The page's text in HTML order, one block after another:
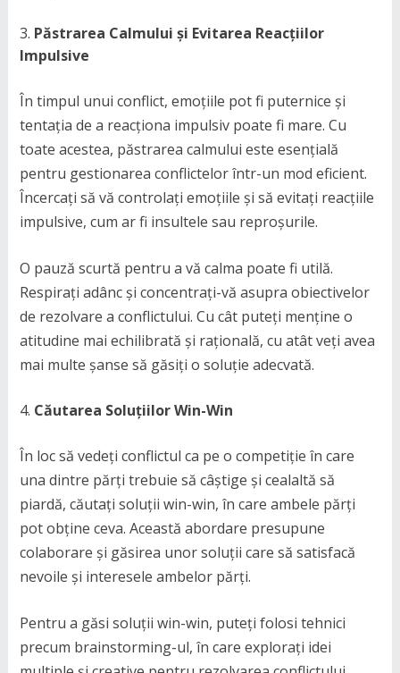
Păstrarea Calmului și Evitarea Reacțiilor
Impulsive
În timpul unui conflict, emoțiile pot fi puternice și
tentația de a reacționa impulsiv poate fi mare. Cu
toate acestea, păstrarea calmului este esențială
pentru gestionarea conflictelor într-un mod eficient.
Încercați să vă controlați emoțiile și să evitați reacțiile
impulsive, cum ar fi insultele sau reproșurile.
O pauză scurtă pentru a vă calma poate fi utilă.
Respirați adânc și concentrați-vă asupra obiectivelor
de rezolvare a conflictului. Cu cât puteți menține o
atitudine mai echilibrată și rațională, cu atât veți avea
mai multe șanse să găsiți o soluție adecvată.
Căutarea Soluțiilor Win-Win
În loc să vedeți conflictul ca pe o competiție în care
una dintre părți trebuie să câștige și cealaltă să
piardă, căutați soluții win-win, în care ambele părți
pot obține ceva. Această abordare presupune
colaborare și găsirea unor soluții care să satisfacă
nevoile și interesele ambelor părți.
Pentru a găsi soluții win-win, puteți folosi tehnici
precum brainstorming-ul, în care explorați idei